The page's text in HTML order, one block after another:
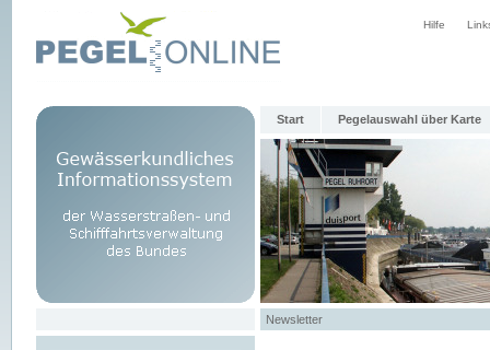
Hilfe
Start Pegelauswahl über Karte
Newsletter